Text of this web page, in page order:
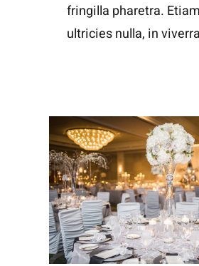
fringilla pharetra.
ultricies nulla, in